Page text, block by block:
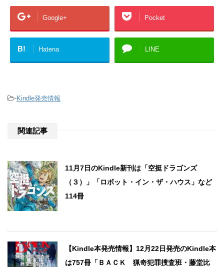
Google+ Pocket
B! Hatena LINE
-Kindle発売情報
関連記事
11月7日のKindle新刊は「空挺ドラゴンズ
（３）」「ロボット・イン・ザ・ハウス」など
114冊
【Kindle本発売情報】12月22日発売のKindle本
は757冊「ＢＡＣＫ 猟奇犯罪捜査班・藤堂比